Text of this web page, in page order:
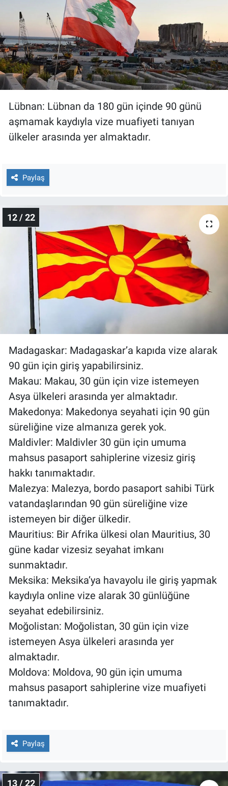
Lübnan: Lübnan da 180 gün içinde 90 günü
aşmamak kaydıyla vize muafiyeti tanıyan
ülkeler arasında yer almaktadır.
Paylaş
12 / 22
Madagaskar: Madagaskar’a kapıda vize alarak
90 gün için giriş yapabilirsiniz.
Makau: Makau, 30 gün için vize istemeyen
Asya ülkeleri arasında yer almaktadır.
Makedonya: Makedonya seyahati için 90 gün
süreliğine vize almanıza gerek yok.
Maldivler: Maldivler 30 gün için umuma
mahsus pasaport sahiplerine vizesiz giriş
hakkı tanımaktadır.
Malezya: Malezya, bordo pasaport sahibi Türk
vatandaşlarından 90 gün süreliğine vize
istemeyen bir diğer ülkedir.
Mauritius: Bir Afrika ülkesi olan Mauritius, 30
güne kadar vizesiz seyahat imkanı
sunmaktadır.
Meksika: Meksika’ya havayolu ile giriş yapmak
kaydıyla online vize alarak 30 günlüğüne
seyahat edebilirsiniz.
Moğolistan: Moğolistan, 30 gün için vize
istemeyen Asya ülkeleri arasında yer
almaktadır.
Moldova: Moldova, 90 gün için umuma
mahsus pasaport sahiplerine vize muafiyeti
tanımaktadır.
Paylaş
13 / 22